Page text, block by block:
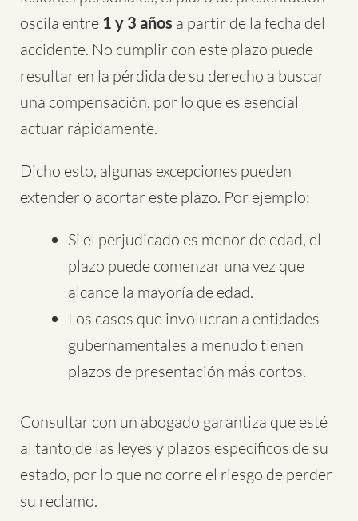
oscila entre 1 y 3 años a partir de la fecha del
accidente. No cumplir con este plazo puede
resultar en la pérdida de su derecho a buscar
una compensación, por lo que es esencial
actuar rápidamente.
Dicho esto, algunas excepciones pueden
extender o acortar este plazo. Por ejemplo:
Si el perjudicado es menor de edad, el
plazo puede comenzar una vez que
alcance la mayoría de edad.
Los casos que involucran a entidades
gubernamentales a menudo tienen
plazos de presentación más cortos.
Consultar con un abogado garantiza que esté
al tanto de las leyes y plazos específicos de su
estado, por lo que no corre el riesgo de perder
su reclamo.